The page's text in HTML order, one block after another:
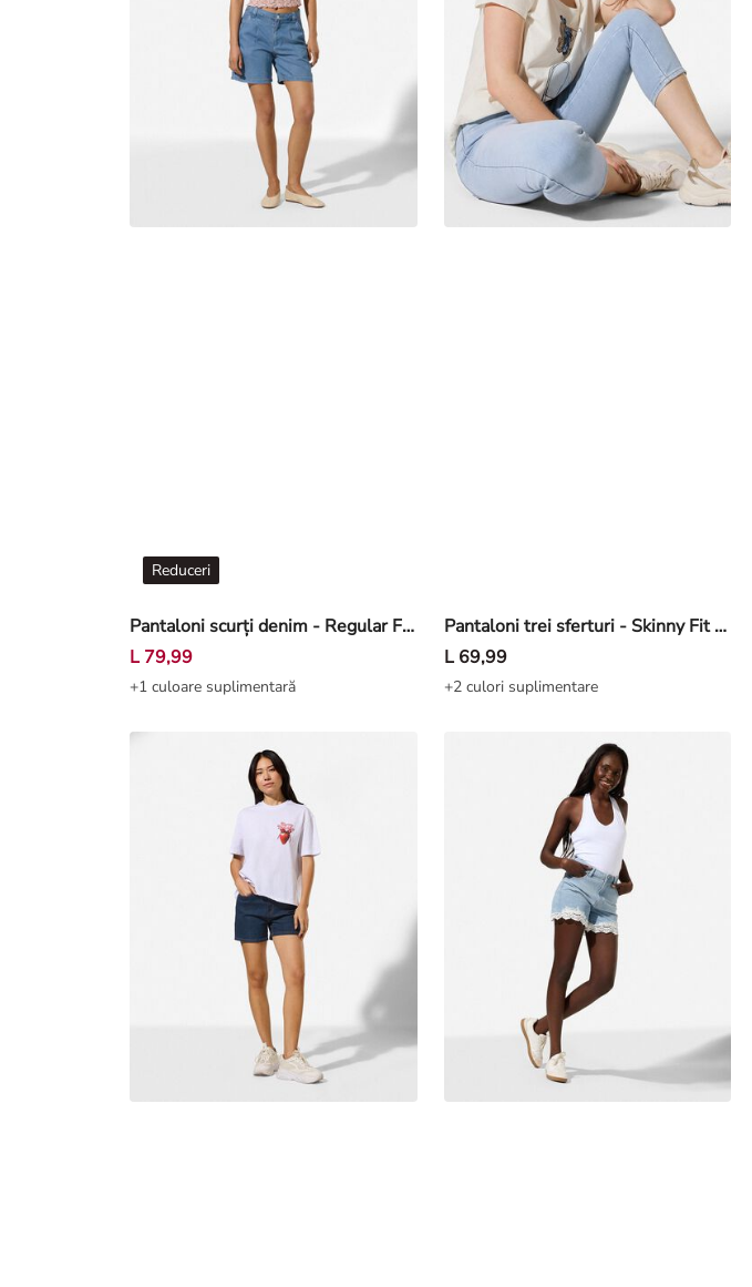
Pantaloni scurți denim - Regular Fit - Albastru închis
Reduceri
L 79,99
+1 culoare suplimentară
Pantaloni trei sferturi - Skinny Fit - Albastru închis
L 69,99
+2 culori suplimentare